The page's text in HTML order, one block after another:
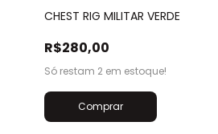
CHEST RIG MILITAR VERDE
R$280,00
Só restam 2 em estoque!